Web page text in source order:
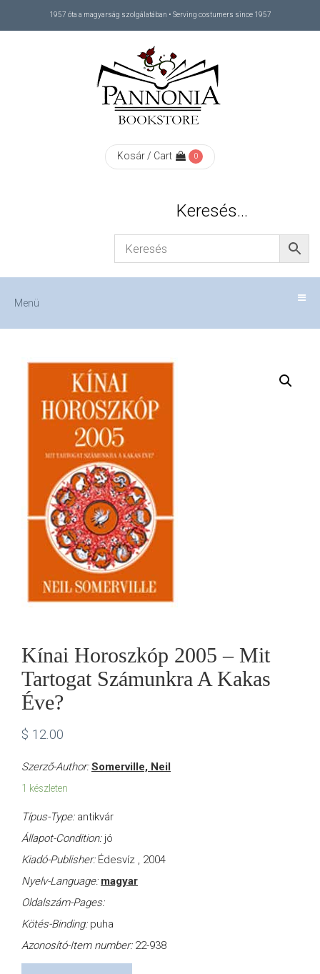
1957 óta a magyarság szolgálatában • Serving costumers since 1957
Kosár / Cart 0
Keresés…
Menü
KAPCSOLAT
US
Kínai Horoszkóp 2005 – Mit
Tartogat Számunkra A Kakas
Éve?
$ 12.00
Szerző-Author:Somerville, Neil
1 készleten
Típus-Type: antikvár
Állapot-Condition: jó
Kiadó-Publisher: Édesvíz , 2004
Nyelv-Language: magyar
Oldalszám-Pages:
Kötés-Binding: puha
Azonosító-Item number: 22-938